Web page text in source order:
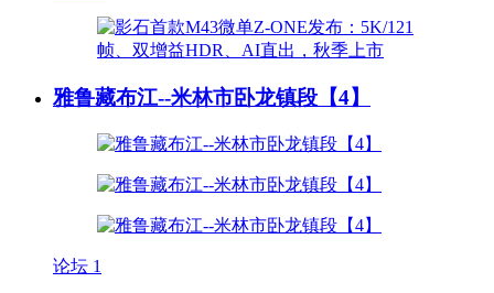
雅鲁藏布江--米林市卧龙镇段【4】
论坛 1